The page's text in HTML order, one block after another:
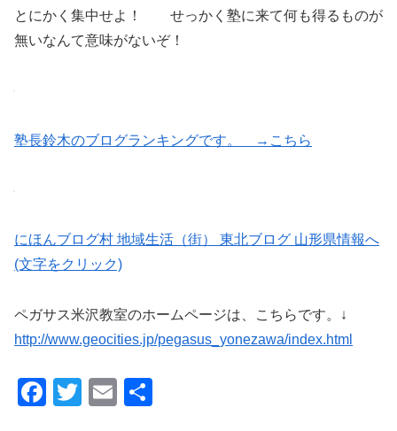
とにかく集中せよ！ せっかく塾に来て何も得るものが
無いなんて意味がないぞ！
塾長鈴木のブログランキングです。 →こちら
にほんブログ村 地域生活（街） 東北ブログ 山形県情報へ
(文字をクリック)
ペガサス米沢教室のホームページは、こちらです。↓
http://www.geocities.jp/pegasus_yonezawa/index.html
F
T
E